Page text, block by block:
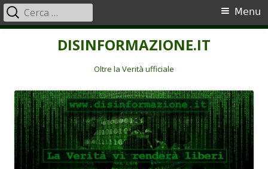
DISINFORMAZIONE.IT
Oltre la Verità ufficiale
Menu
principale
Menu
Ricerca
per: